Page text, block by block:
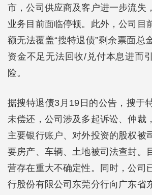
市，公司供应商及客户进一步流失
业务目前面临停顿。此外，公司目
额无法覆盖“搜特退债”剩余票面总
资金不足无法回收/兑付本息进而
险。
据搜特退债3月19日的公告，搜于
未偿还，公司涉及多起诉讼、仲裁
主要银行账户、对外投资的股权被
要房产、车辆、土地被司法查封。
营存在重大不确定性。同时，公司
行股份有限公司东莞分行向广东省